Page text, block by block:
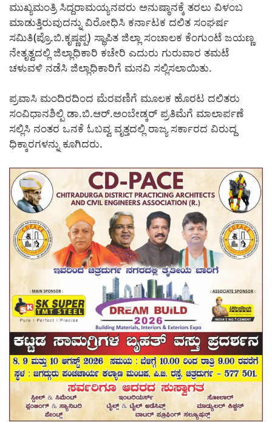
ಮುಖ್ಯಮಂತ್ರಿ ಸಿದ್ದರಾಮಯ್ಯನವರು ಅನುಷ್ಠಾನಕ್ಕೆ ತರಲು ವಿಳಂಬ
ಮಾಡುತ್ತಿರುವುದನ್ನು ವಿರೋಧಿಸಿ ಕರ್ನಾಟಕ ದಲಿತ ಸಂಘರ್ಷ
ಸಮಿತಿ(ಪ್ರೊ.ಬಿ.ಕೃಷ್ಣಪ್ಪ) ಸ್ಥಾಪಿತ ಜಿಲ್ಲಾ ಸಂಚಾಲಕ ಕೆಂಗುಂಟೆ ಜಯಣ್ಣ
ನೇತೃತ್ವದಲ್ಲಿ ಜಿಲ್ಲಾಧಿಕಾರಿ ಕಚೇರಿ ಎದುರು ಗುರುವಾರ ತಮಟೆ
ಚಳುವಳಿ ನಡೆಸಿ ಜಿಲ್ಲಾಧಿಕಾರಿಗೆ ಮನವಿ ಸಲ್ಲಿಸಲಾಯಿತು.
ಪ್ರವಾಸಿ ಮಂದಿರದಿಂದ ಮೆರವಣಿಗೆ ಮೂಲಕ ಹೊರಟ ದಲಿತರು
ಸಂವಿಧಾನಶಿಲ್ಪಿ ಡಾ.ಬಿ.ಆರ್.ಅಂಬೇಡ್ಕರ್ ಪ್ರತಿಮೆಗೆ ಮಾಲಾರ್ಪಣೆ
ಸಲ್ಲಿಸಿ ನಂತರ ಒನಕೆ ಓಬವ್ವ ವೃತ್ತದಲ್ಲಿ ರಾಜ್ಯ ಸರ್ಕಾರದ ವಿರುದ್ದ
ಧಿಕ್ಕಾರಗಳನ್ನು ಕೂಗಿದರು.